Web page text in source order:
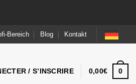
Bereich Blog Kontakt
/ S’INSCRIRE 0,00€ 0